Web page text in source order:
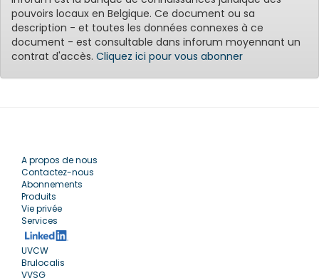
pouvoirs locaux en Belgique. Ce document ou sa
description - et toutes les données connexes à ce
document - est consultable dans inforum moyennant un
contrat d'accès. Cliquez ici pour vous abonner
A propos de nous
Contactez-nous
Abonnements
Produits
Vie privée
Services
UVCW
Brulocalis
VVSG